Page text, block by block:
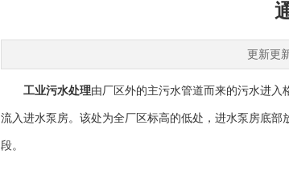
更新更
工业污水处理由厂区外的主污水管道而来的污水进
流入进水泵房。该处为全厂区标高的低处，进水泵房底
段。